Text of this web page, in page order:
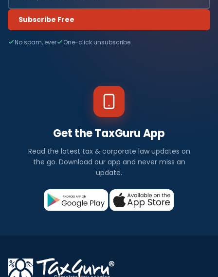
Subscribe Free
No spam, ever One-click unsubscribe
Get the TaxGuru App
Read the latest tax & corporate law updates on
the go. Download our app and never miss an
update.